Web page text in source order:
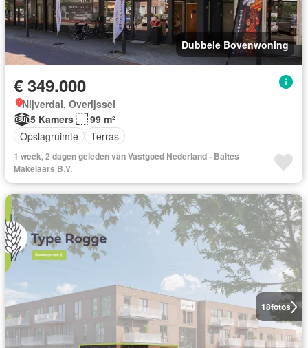
Dubbele Bovenwoning
€ 349.000
Nijverdal, Overijssel
5 Kamers
99 m²
Opslagruimte
Terras
1 week, 2 dagen geleden van Vastgoed Nederland - Baltes
Makelaars B.V.
18fotos